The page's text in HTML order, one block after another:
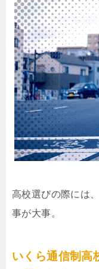
高校選びの際には
事が大事。
いくら通信制高